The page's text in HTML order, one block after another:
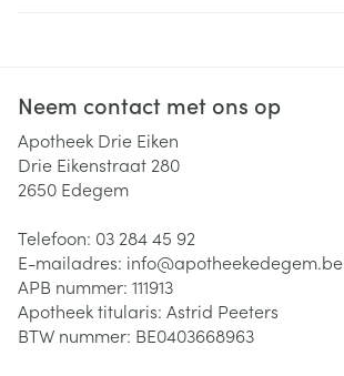
Neem contact met ons op
Apotheek Drie Eiken
Drie Eikenstraat 280
2650 Edegem
Telefoon: 03 284 45 92
E-mailadres: info@apotheekedegem.be
APB nummer: 111913
Apotheek titularis: Astrid Peeters
BTW nummer: BE0403668963